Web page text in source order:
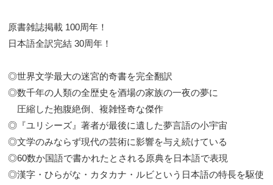
原書雑誌掲載 100周年！
日本語全訳完結 30周年！
◎世界文学最大の迷宮的奇書を完全翻訳
◎数千年の人類の全歴史を酒場の家族の一夜の夢に
圧縮した抱腹絶倒、複雑怪奇な傑作
◎『ユリシーズ』著者が最後に遺した夢言語の小宇宙
◎文学のみならず現代の芸術に影響を与え続けている
◎60数か国語で書かれたとされる原典を日本語で表現
◎漢字・ひらがな・カタカナ・ルビという日本語の特長を駆使